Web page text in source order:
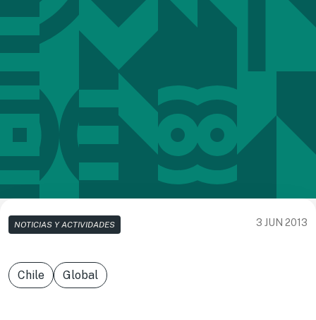
NOTICIAS Y ACTIVIDADES 3 JUN 2013
Chile Global